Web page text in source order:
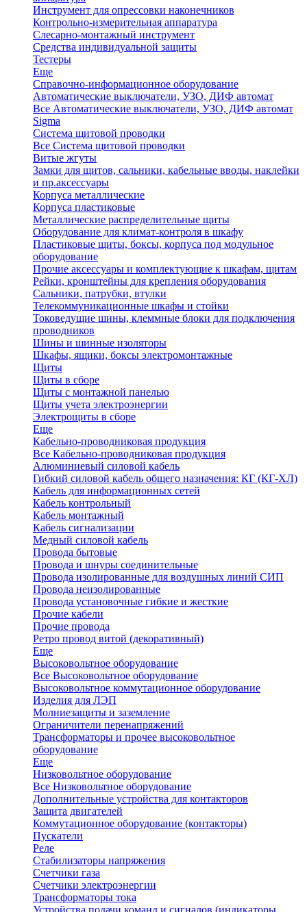
Инструмент для опрессовки наконечников
Контрольно-измерительная аппаратура
Слесарно-монтажный инструмент
Средства индивидуальной защиты
Тестеры
Еще
Справочно-информационное оборудование
Автоматические выключатели, УЗО, ДИФ автомат
Все Автоматические выключатели, УЗО, ДИФ автомат
Sigma
Система щитовой проводки
Все Система щитовой проводки
Витые жгуты
Замки для щитов, сальники, кабельные вводы, наклейки
и пр.аксессуары
Корпуса металлические
Корпуса пластиковые
Металлические распределительные щиты
Оборудование для климат-контроля в шкафу
Пластиковые щиты, боксы, корпуса под модульное
оборудование
Прочие аксессуары и комплектующие к шкафам, щитам
Рейки, кронштейны для крепления оборудования
Сальники, патрубки, втулки
Телекоммуникационные шкафы и стойки
Токоведущие шины, клеммные блоки для подключения
проводников
Шины и шинные изоляторы
Шкафы, ящики, боксы электромонтажные
Щиты
Щиты в сборе
Щиты с монтажной панелью
Щиты учета электроэнергии
Электрощиты в сборе
Еще
Кабельно-проводниковая продукция
Все Кабельно-проводниковая продукция
Алюминиевый силовой кабель
Гибкий силовой кабель общего назначения: КГ (КГ-ХЛ)
Кабель для информационных сетей
Кабель контрольный
Кабель монтажный
Кабель сигнализации
Медный силовой кабель
Провода бытовые
Провода и шнуры соединительные
Провода изолированные для воздушных линий СИП
Провода неизолированные
Провода установочные гибкие и жесткие
Прочие кабели
Прочие провода
Ретро провод витой (декоративный)
Еще
Высоковольтное оборудование
Все Высоковольтное оборудование
Высоковольтное коммутационное оборудование
Изделия для ЛЭП
Молниезащиты и заземление
Ограничители перенапряжений
Трансформаторы и прочее высоковольтное
оборудование
Еще
Низковольтное оборудование
Все Низковольтное оборудование
Дополнительные устройства для контакторов
Защита двигателей
Коммутационное оборудование (контакторы)
Пускатели
Реле
Стабилизаторы напряжения
Счетчики газа
Счетчики электроэнергии
Трансформаторы тока
Устройства подачи команд и сигналов (индикаторы,